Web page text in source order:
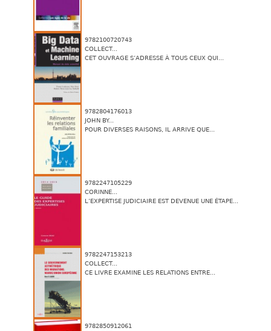
9782100720743
COLLECT...
CET OUVRAGE S’ADRESSE À TOUS CEUX QUI...
9782804176013
JOHN BY...
POUR DIVERSES RAISONS, IL ARRIVE QUE...
9782247105229
CORINNE...
L’EXPERTISE JUDICIAIRE EST DEVENUE UNE ÉTAPE...
9782247153213
COLLECT...
CE LIVRE EXAMINE LES RELATIONS ENTRE...
9782850912061